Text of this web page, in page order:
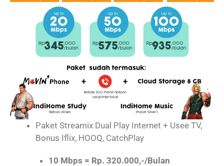
Paket Streamix Dual Play Internet + Usee TV,
Bonus Iflix, HOOQ, CatchPlay
10 Mbps = Rp. 320.000,-/Bulan